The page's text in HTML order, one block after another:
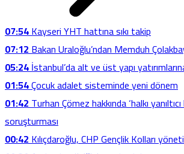
07:54Kayseri YHT hattına sıkı takip
07:12Bakan Uraloğlu’ndan Memduh
05:24İstanbul’da alt ve üst yapı
01:54Çocuk adalet sisteminde yeni dönem
01:42Turhan Çömez hakkında ‘halkı
soruşturması
00:42Kılıçdaroğlu, CHP Gençlik Kolları